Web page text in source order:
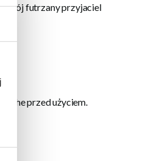
Twój futrzany przyjaciel
przed użyciem.